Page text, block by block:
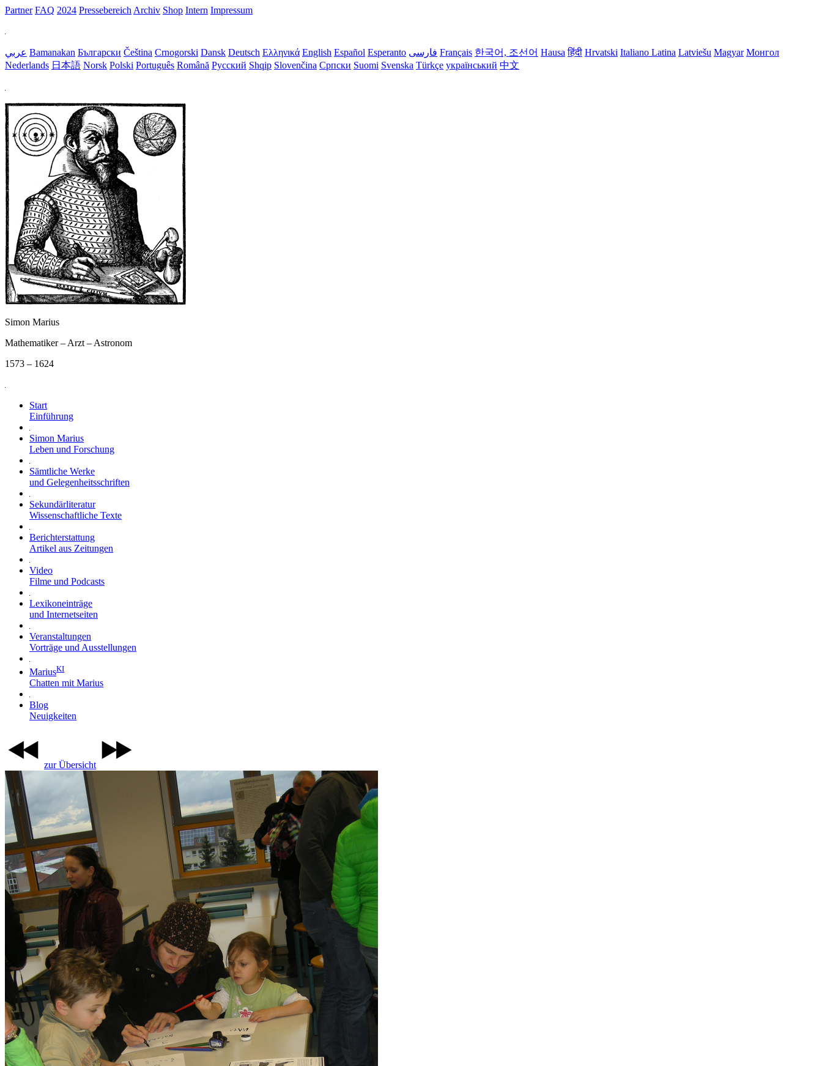
Partner FAQ 2024 Pressebereich Archiv Shop Intern Impressum
عربي Bamanakan Български Čeština Crnogorski Dansk Deutsch Ελληνικά English Español Esperanto فارسی Français 한국어, 조선어 Hausa हिंदी Hrvatski Italiano Latina Latviešu Magyar Монгол
Nederlands 日本語 Norsk Polski Português Română Русский Shqip Slovenčina Српски Suomi Svenska Türkçe український 中文
Simon Marius
Mathematiker – Arzt – Astronom
1573 – 1624
Start
Einführung
Simon Marius
Leben und Forschung
Sämtliche Werke
und Gelegenheitsschriften
Sekundärliteratur
Wissenschaftliche Texte
Berichterstattung
Artikel aus Zeitungen
Video
Filme und Podcasts
Lexikoneinträge
und Internetseiten
Veranstaltungen
Vorträge und Ausstellungen
MariusKI
Chatten mit Marius
Blog
Neuigkeiten
zur Übersicht